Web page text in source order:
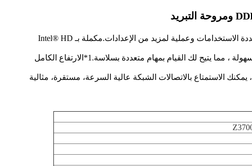
جهاز كمبيوتر مصغر مزود بالطاقة مع معالج Intel Celeron J1900. عامل شكله الصغير لا يتنازل عن الأداء ، مما يجعله إضافة متعددة الاستخدامات وعملية لمزيد من الإعدادات.مكملة بـ Intel® HD
هذا الكمبيوتر الصغير يحتوي على قوة كبيرة على الرغم من حجمه الصغير. يحتوي على 1 * SODIMM DDR3L لتوسيع الذاكرة بسهولة ، مما يتيح لك القيام بمهام متعددة بسلاسة.1*الارتفاع الكامل
مقترنة مع القرص الصلب SATA 1 * 2.5 ، تحصل على سرعة كبيرة و سعة تخزين كبيرة.و مع 1*RJ45 إنتل i225/i226 2.5G LAN، يمكنك الاستمتاع بالاتصالات الشبكة عالية السرعة، مستقرة، مثالية